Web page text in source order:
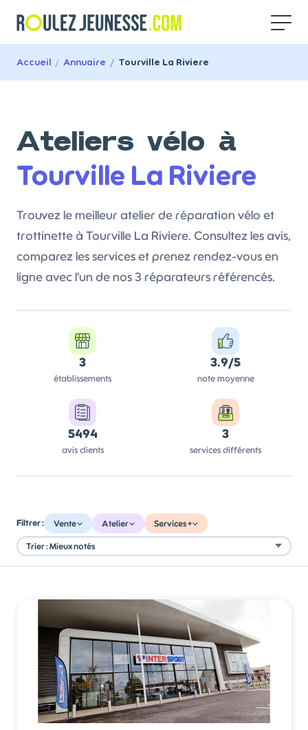
Accueil / Annuaire / Tourville La Riviere
Ateliers vélo à
Tourville La Riviere
Trouvez le meilleur atelier de réparation vélo et
trottinette à Tourville La Riviere. Consultez les avis,
comparez les services et prenez rendez-vous en
ligne avec l'un de nos 3 réparateurs référencés.
3
établissements
3.9/5
note moyenne
5494
avis clients
3
services différents
Filtrer : Vente Atelier Services +